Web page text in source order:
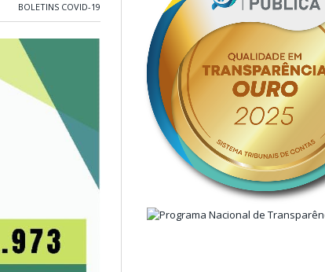
BOLETINS COVID-19